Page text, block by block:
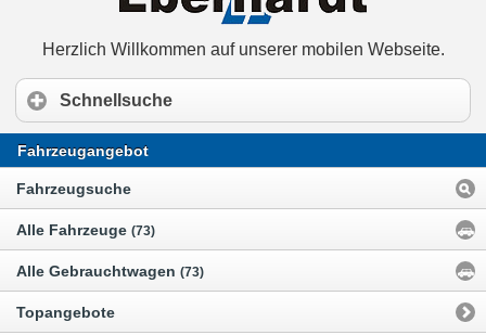
Herzlich Willkommen auf unserer mobilen Webseite.
Schnellsuche
Fahrzeugangebot
Fahrzeugsuche
Alle Fahrzeuge (73)
Alle Gebrauchtwagen (73)
Topangebote